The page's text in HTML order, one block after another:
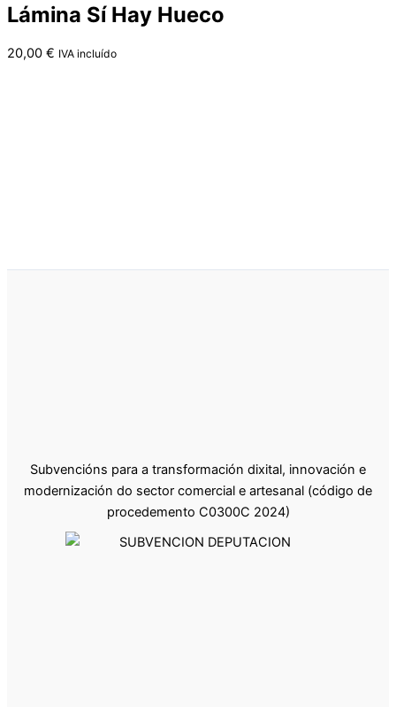
Lámina Sí Hay Hueco
20,00 € IVA incluído
Subvencións para a transformación dixital, innovación e
modernización do sector comercial e artesanal (código de
procedemento C0300C 2024)